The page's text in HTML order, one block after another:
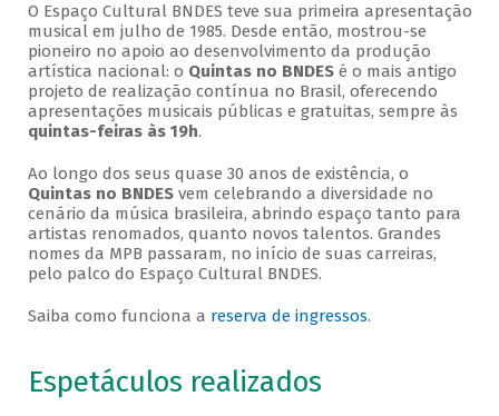
O Espaço Cultural BNDES teve sua primeira apresentação
musical em julho de 1985. Desde então, mostrou-se
pioneiro no apoio ao desenvolvimento da produção
artística nacional: o Quintas no BNDESé o mais antigo
projeto de realização contínua no Brasil, oferecendo
apresentações musicais públicas e gratuitas, sempre às
quintas-feiras às 19h.
Ao longo dos seus quase 30 anos de existência, o
Quintas no BNDESvem celebrando a diversidade no
cenário da música brasileira, abrindo espaço tanto para
artistas renomados, quanto novos talentos. Grandes
nomes da MPB passaram, no início de suas carreiras,
pelo palco do Espaço Cultural BNDES.
Saiba como funciona a reserva de ingressos.
Espetáculos realizados